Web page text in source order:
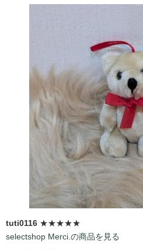
tuti0116 ★★★★★
selectshop Merci.の商品を見る